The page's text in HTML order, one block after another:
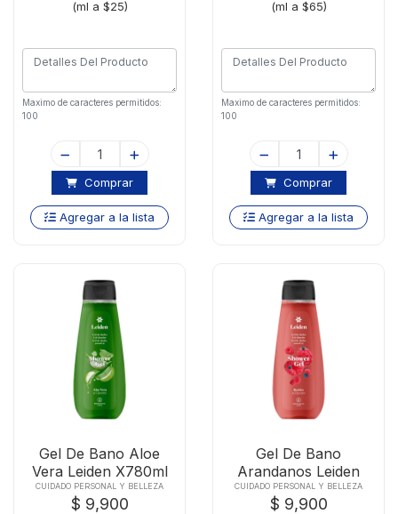
(ml a $25)
Maximo de caracteres permitidos:
100
Comprar
Agregar a la lista
(ml a $65)
Maximo de caracteres permitidos:
100
Comprar
Agregar a la lista
Gel De Bano Aloe
Vera Leiden X780ml
CUIDADO PERSONAL Y BELLEZA
$ 9,900
Gel De Bano
Arandanos Leiden
X780ml
CUIDADO PERSONAL Y BELLEZA
$ 9,900